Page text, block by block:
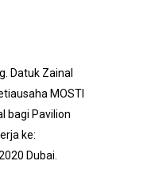
Datuk Zainal
MOSTI
bagi Pavilion
ke:
Dubai.